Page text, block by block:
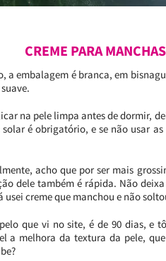
CREME PARA
a embalagem é branca, em
na pele limpa antes de dormir,
é obrigatório, e se não usar
acho que por ser mais
dele também é rápida. Não
usei creme que manchou e não
que vi no site, é de 90 dias, e
a melhora da textura da pele,